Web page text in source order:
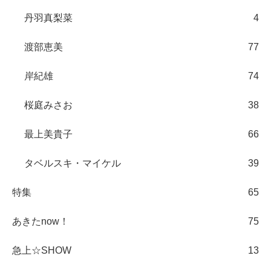
丹羽真梨菜 4
渡部恵美 77
岸紀雄 74
桜庭みさお 38
最上美貴子 66
タベルスキ・マイケル 39
特集 65
あきたnow！ 75
急上☆SHOW 13